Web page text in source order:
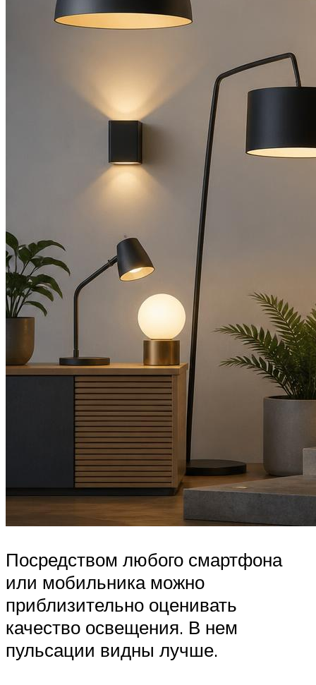
Посредством любого смартфона
или мобильника можно
приблизительно оценивать
качество освещения. В нем
пульсации видны лучше.